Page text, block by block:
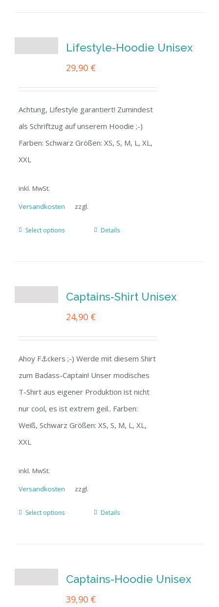
Lifestyle-Hoodie Unisex
29,90 €
Achtung, Lifestyle garantiert! Zumindest
als Schriftzug auf unserem Hoodie ;-)
Farben: Schwarz Größen: XS, S, M, L, XL,
XXL
inkl. MwSt.
zzgl.
Versandkosten
Select options Details
Captains-Shirt Unisex
24,90 €
Ahoy F⚓ckers ;-) Werde mit diesem Shirt
zum Badass-Captain! Unser modisches
T-Shirt aus eigener Produktion ist nicht
nur cool, es ist extrem geil.. Farben:
Weiß, Schwarz Größen: XS, S, M, L, XL,
XXL
inkl. MwSt.
zzgl.
Versandkosten
Select options Details
Captains-Hoodie Unisex
39,90 €